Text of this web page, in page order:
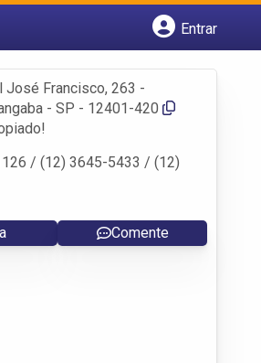
Entrar
José Francisco, 263 -
- SP - 12401-420
/ (12) 3645-5433 / (12)
Comente